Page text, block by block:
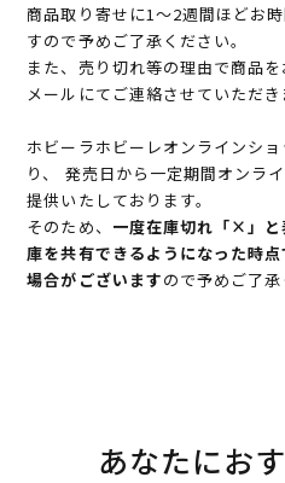
商品取り寄せに1～2週間ほどお
すので予めご了承ください。
また、売り切れ等の理由で商品
メールにてご連絡させていただき
ホビーラホビーレオンラインシ
り、 発売日から一定期間オンラ
提供いたしております。
そのため、 一度在庫切れ「×」と
庫を共有できるようになった時
場合がございますので予めご了承
あなたにお